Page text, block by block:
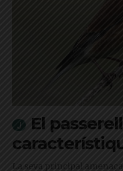
El
La seva principal